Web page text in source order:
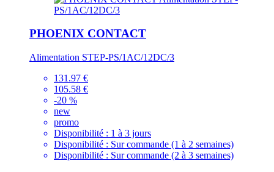
PHOENIX CONTACT
Alimentation STEP-PS/1AC/12DC/3
131.97 €
105.58 €
-20 %
new
promo
Disponibilité : 1 à 3 jours
Disponibilité : Sur commande (1 à 2 semaines)
Disponibilité : Sur commande (2 à 3 semaines)